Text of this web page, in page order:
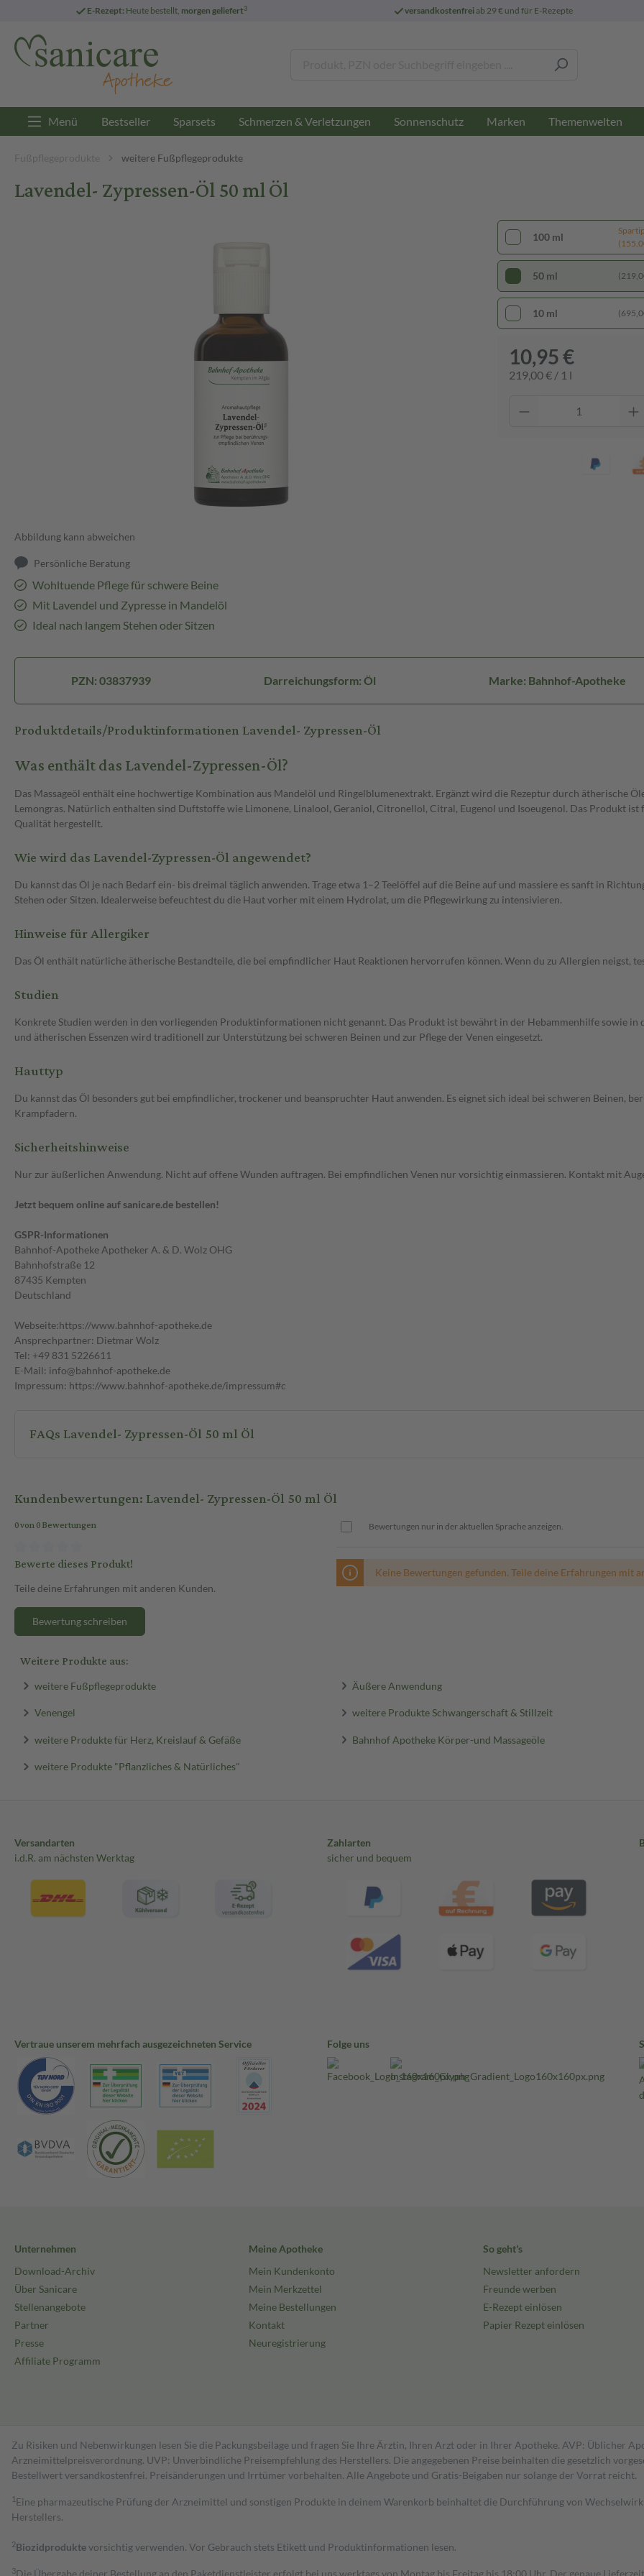
E-Rezept: Heute bestellt, morgen geliefert3 versandkostenfreiab 29 € und für E-Rezepte
Menü Bestseller Sparsets Schmerzen & Verletzungen Sonnenschutz Marken Themenwelten
Fußpflegeprodukte weitere Fußpflegeprodukte
Lavendel- Zypressen-Öl 50 ml Öl
Abbildung kann abweichen
Persönliche Beratung
Wohltuende Pflege für schwere Beine
Mit Lavendel und Zypresse in Mandelöl
Ideal nach langem Stehen oder Sitzen
100 ml
50 ml
10 ml
10,95 €
219,00 € / 1 l
PZN: 03837939 Darreichungsform: Öl Marke: Bahnhof-Apotheke
Produktdetails/Produktinformationen Lavendel- Zypressen-Öl
Was enthält das Lavendel-Zypressen-Öl?
Das Massageöl enthält eine hochwertige Kombination aus Mandelöl und Ringelblumenextrakt. Ergänzt wird die Rezeptur durch ätherische
Lemongras. Natürlich enthalten sind Duftstoffe wie Limonene, Linalool, Geraniol, Citronellol, Citral, Eugenol und Isoeugenol. Das Produkt
Qualität hergestellt.
Wie wird das Lavendel-Zypressen-Öl angewendet?
Du kannst das Öl je nach Bedarf ein- bis dreimal täglich anwenden. Trage etwa 1–2 Teelöffel auf die Beine auf und massiere es sanft in
Stehen oder Sitzen. Idealerweise befeuchtest du die Haut vorher mit einem Hydrolat, um die Pflegewirkung zu intensivieren.
Hinweise für Allergiker
Das Öl enthält natürliche ätherische Bestandteile, die bei empfindlicher Haut Reaktionen hervorrufen können. Wenn du zu Allergien neigst,
Studien
Konkrete Studien werden in den vorliegenden Produktinformationen nicht genannt. Das Produkt ist bewährt in der Hebammenhilfe sowie
und ätherischen Essenzen wird traditionell zur Unterstützung bei schweren Beinen und zur Pflege der Venen eingesetzt.
Hauttyp
Du kannst das Öl besonders gut bei empfindlicher, trockener und beanspruchter Haut anwenden. Es eignet sich ideal bei schweren Beinen,
Krampfadern.
Sicherheitshinweise
Nur zur äußerlichen Anwendung. Nicht auf offene Wunden auftragen. Bei empfindlichen Venen nur vorsichtig einmassieren. Kontakt mit
Jetzt bequem online auf sanicare.de bestellen!
GSPR-Informationen
Bahnhof-Apotheke Apotheker A. & D. Wolz OHG
Bahnhofstraße 12
87435 Kempten
Deutschland
Webseite:https://www.bahnhof-apotheke.de
Ansprechpartner: Dietmar Wolz
Tel: +49 831 5226611
E-Mail: info@bahnhof-apotheke.de
Impressum: https://www.bahnhof-apotheke.de/impressum#c
FAQs Lavendel- Zypressen-Öl 50 ml Öl
Kundenbewertungen: Lavendel- Zypressen-Öl 50 ml Öl
0 von 0 Bewertungen
Bewerte dieses Produkt!
Teile deine Erfahrungen mit anderen Kunden.
Bewertung schreiben
Bewertungen nur in der aktuellen Sprache anzeigen.
Keine Bewertungen gefunden. Teile deine Erfahrungen mit
Weitere Produkte aus:
weitere Fußpflegeprodukte Äußere Anwendung
Venengel weitere Produkte Schwangerschaft & Stillzeit
weitere Produkte für Herz, Kreislauf & Gefäße Bahnhof Apotheke Körper-und Massageöle
weitere Produkte "Pflanzliches & Natürliches"
Versandarten
i.d.R. am nächsten Werktag
Zahlarten
sicher und bequem
Vertraue unserem mehrfach ausgezeichneten Service Folge uns
Unternehmen
Download-Archiv
Über Sanicare
Stellenangebote
Partner
Presse
Affiliate Programm
Meine Apotheke
Mein Kundenkonto
Mein Merkzettel
Meine Bestellungen
Kontakt
Neuregistrierung
So geht's
Newsletter anfordern
Freunde werben
E-Rezept einlösen
Papier Rezept einlösen
Zu Risiken und Nebenwirkungen lesen Sie die Packungsbeilage und fragen Sie Ihre Ärztin, Ihren Arzt oder in Ihrer Apotheke. AVP: Üblicher
Arzneimittelpreisverordnung. UVP: Unverbindliche Preisempfehlung des Herstellers. Die angegebenen Preise beinhalten die gesetzlich
Bestell­wert versand­kosten­frei. Preisänderungen und Irrtümer vorbehalten. Alle Angebote und Gratis-Beigaben nur solange der Vorrat reicht.
1 Eine pharmazeutische Prüfung der Arzneimittel und sonstigen Produkte in deinem Warenkorb beinhaltet die Durchführung von
Herstellers.
2Biozidproduktevorsichtig verwenden. Vor Gebrauch stets Etikett und Produktinformationen lesen.
3Die Übergabe deiner Bestellung an den Paketdienstleister erfolgt bei uns werktags von Montag bis Freitag bis 18:00 Uhr. Der genaue